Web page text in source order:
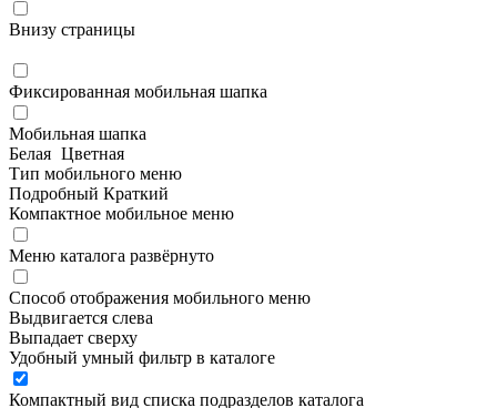
Внизу страницы
Фиксированная мобильная шапка
Мобильная шапка
Белая Цветная
Тип мобильного меню
Подробный Краткий
Компактное мобильное меню
Меню каталога развёрнуто
Способ отображения мобильного меню
Выдвигается слева
Выпадает сверху
Удобный умный фильтр в каталоге
Компактный вид списка подразделов каталога